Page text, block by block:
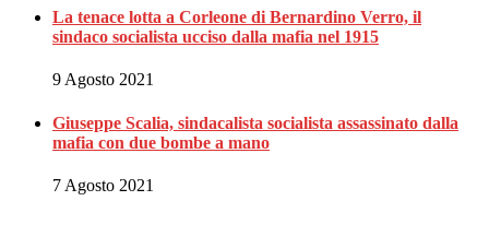
La tenace lotta a Corleone di Bernardino Verro, il
sindaco socialista ucciso dalla mafia nel 1915
9 Agosto 2021
Giuseppe Scalia, sindacalista socialista assassinato dalla
mafia con due bombe a mano
7 Agosto 2021